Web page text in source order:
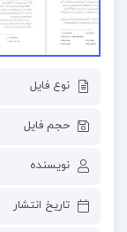
نوع فایل
حجم فایل
نویسنده
تاریخ انتشار